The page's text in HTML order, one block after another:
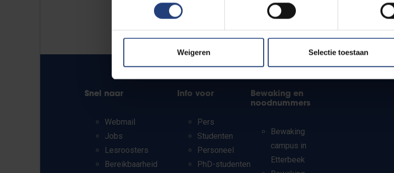
Weigeren Selectie toestaan
Snel naar
Webmail
Jobs
Lesroosters
Bereikbaarheid
Info voor
Pers
Studenten
Personeel
PhD-studenten
Bewaking en
noodnummers
Bewaking
campus in
Etterbeek